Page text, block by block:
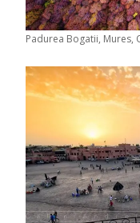
Padurea Bogatii, Mures,